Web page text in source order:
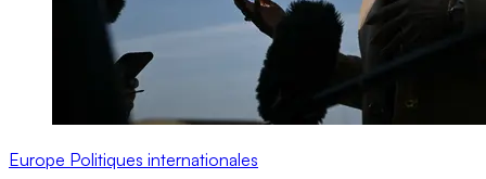
Europe Politiques internationales